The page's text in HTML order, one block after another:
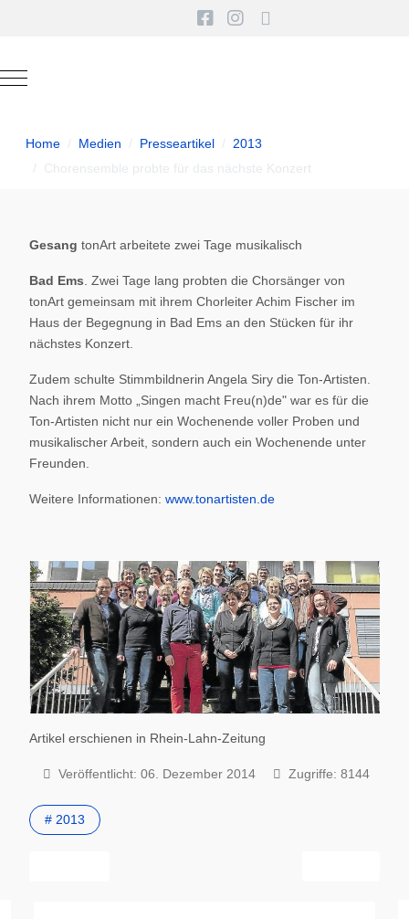
Mobile Menu Toggle
Home Medien Presseartikel
2013
Chorensemble probte für das nächste Konzert
Gesang tonArt arbeitete zwei Tage musikalisch
Bad Ems . Zwei Tage lang probten die Chorsänger von
tonArt gemeinsam mit ihrem Chorleiter Achim Fischer im
Haus der Begegnung in Bad Ems an den Stücken für ihr
nächstes Konzert.
Zudem schulte Stimmbildnerin Angela Siry die Ton-Artisten.
Nach ihrem Motto „Singen macht Freu(n)de" war es für die
Ton-Artisten nicht nur ein Wochenende voller Proben und
musikalischer Arbeit, sondern auch ein Wochenende unter
Freunden.
Weitere Informationen: www.tonartisten.de
Artikel erschienen in Rhein-Lahn-Zeitung
Veröffentlicht: 06. Dezember 2014 Zugriffe: 8144
# 2013